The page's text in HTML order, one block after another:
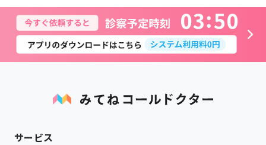
03 50
サービス